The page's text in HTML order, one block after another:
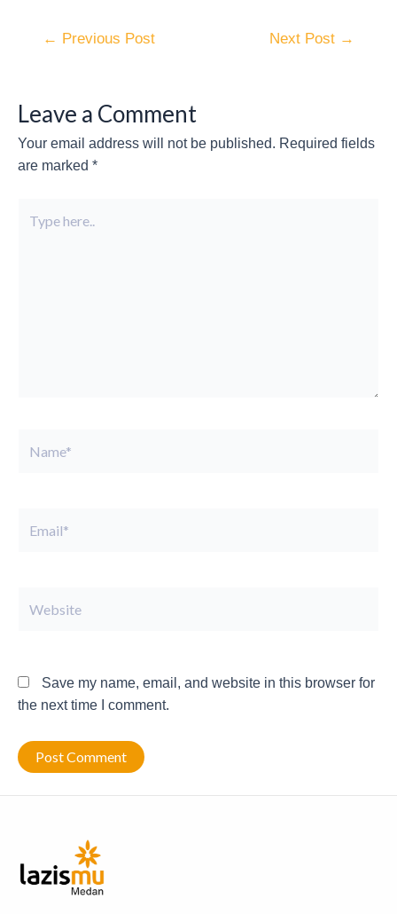
← Previous Post Next Post →
Leave a Comment
Your email address will not be published. Required fields
are marked *
here..
Save my name, email, and website in this browser for
the next time I comment.